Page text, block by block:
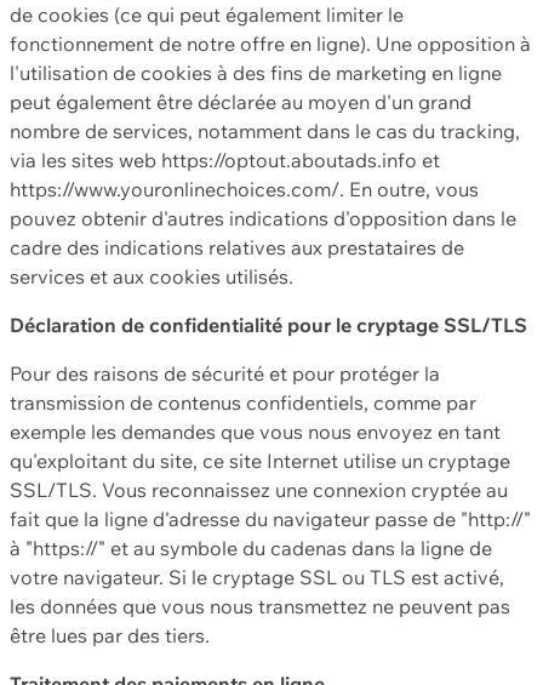
de cookies (ce qui peut également limiter le
fonctionnement de notre offre en ligne). Une opposition à
l'utilisation de cookies à des fins de marketing en ligne
peut également être déclarée au moyen d'un grand
nombre de services, notamment dans le cas du tracking,
via les sites web https://optout.aboutads.info et
https://www.youronlinechoices.com/. En outre, vous
pouvez obtenir d'autres indications d'opposition dans le
cadre des indications relatives aux prestataires de
services et aux cookies utilisés.
Déclaration de confidentialité pour le cryptage SSL/TLS
Pour des raisons de sécurité et pour protéger la
transmission de contenus confidentiels, comme par
exemple les demandes que vous nous envoyez en tant
qu'exploitant du site, ce site Internet utilise un cryptage
SSL/TLS. Vous reconnaissez une connexion cryptée au
fait que la ligne d'adresse du navigateur passe de "http://"
à "https://" et au symbole du cadenas dans la ligne de
votre navigateur. Si le cryptage SSL ou TLS est activé,
les données que vous nous transmettez ne peuvent pas
être lues par des tiers.